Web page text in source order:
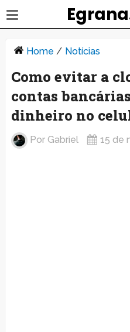
Home / Notícias
Como evitar a
contas
dinheiro no
Por Gabriel 15 de